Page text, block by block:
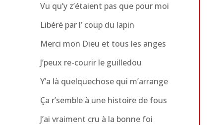
Vu qu’y z’étaient pas que pour moi
Libéré par l’ coup du lapin
Merci mon Dieu et tous les anges
J’peux re-courir le guilledou
Y’a là quelquechose qui m’arrange
Ça r’semble à une histoire de fous
J’ai vraiment cru à la bonne foi